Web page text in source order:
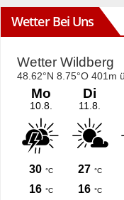
Wetter Bei Uns